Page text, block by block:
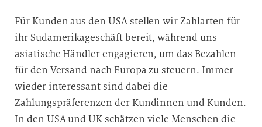
Für Kunden aus den USA stellen wir Zahlarten für
ihr Südamerikageschäft bereit, während uns
asiatische Händler engagieren, um das Bezahlen
für den Versand nach Europa zu steuern. Immer
wieder interessant sind dabei die
Zahlungspräferenzen der Kundinnen und Kunden.
In den USA und UK schätzen viele Menschen die